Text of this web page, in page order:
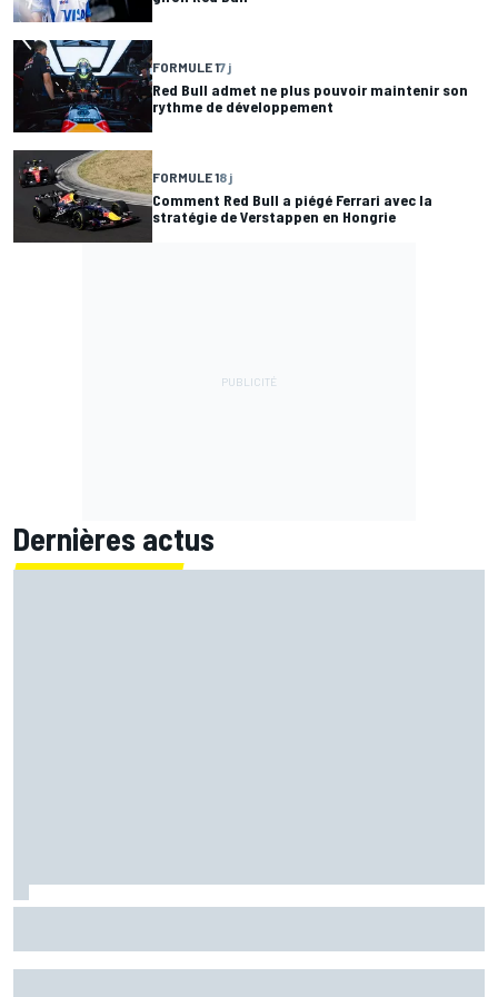
FORMULE 17 j
Red Bull admet ne plus pouvoir maintenir son
rythme de développement
FORMULE 18 j
Comment Red Bull a piégé Ferrari avec la
stratégie de Verstappen en Hongrie
Dernières actus